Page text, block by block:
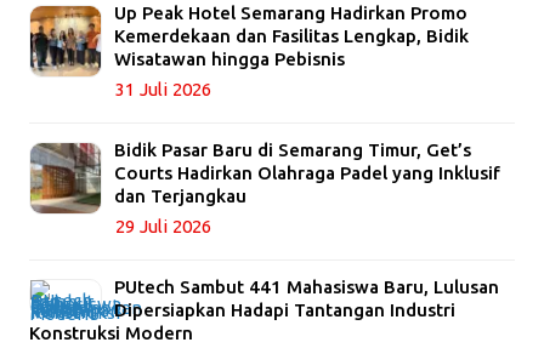
Up Peak Hotel Semarang Hadirkan Promo
Kemerdekaan dan Fasilitas Lengkap, Bidik
Wisatawan hingga Pebisnis
31 Juli 2026
Bidik Pasar Baru di Semarang Timur, Get’s
Courts Hadirkan Olahraga Padel yang Inklusif
dan Terjangkau
29 Juli 2026
PUtech Sambut 441 Mahasiswa Baru, Lulusan
Dipersiapkan Hadapi Tantangan Industri
Konstruksi Modern